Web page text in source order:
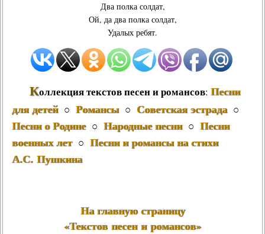
Два полка солдат,
Ой, да два полка солдат,
Удалых ребят.
Коллекция текстов песен и романсов: Песни
для детей○ Романсы○ Советская эстрада○
Песни о Родине○ Народные песни○ Песни
военных лет○ Песни и романсы на стихи
А.С. Пушкина
На главную страницу
«Текстов песен и романсов»